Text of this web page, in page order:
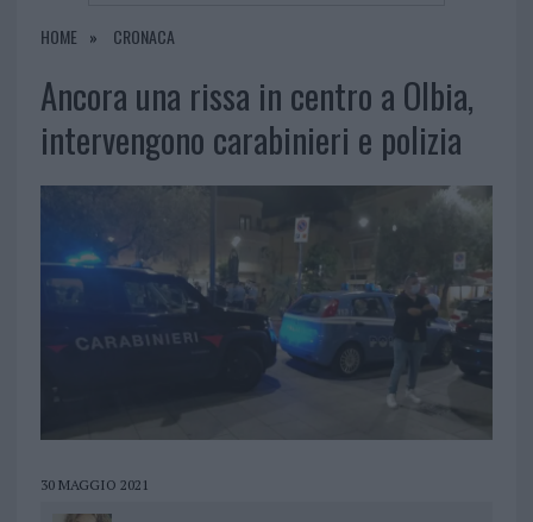
HOME CRONACA
Ancora una rissa in centro a Olbia,
intervengono carabinieri e polizia
30 MAGGIO 2021